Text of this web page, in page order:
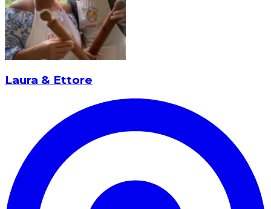
Laura & Ettore